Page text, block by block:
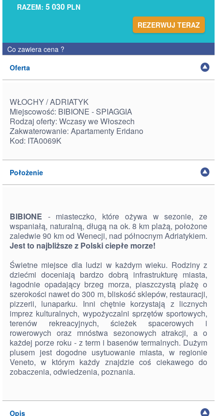
RAZEM: 5 030 PLN
REZERWUJ TERAZ
Co zawiera cena ?
Oferta
WŁOCHY / ADRIATYK
Miejscowość: BIBIONE - SPIAGGIA
Rodzaj oferty: Wczasy we Włoszech
Zakwaterowanie: Apartamenty Eridano
Kod: ITA0069K
Położenie
BIBIONE - miasteczko, które ożywa w sezonie, ze
wspaniałą, naturalną, długą na ok. 8 km plażą, położone
zaledwie 90 km od Wenecji, nad północnym Adriatykiem.
Jest to najbliższe z Polski ciepłe morze!
Świetne miejsce dla ludzi w każdym wieku. Rodziny z
dziećmi doceniają bardzo dobrą infrastrukturę miasta,
łagodnie opadający brzeg morza, piaszczystą plażę o
szerokości nawet do 300 m, bliskość sklepów, restauracji,
pizzerii, lunaparku. Inni chętnie korzystają z licznych
imprez kulturalnych, wypożyczalni sprzętów sportowych,
terenów rekreacyjnych, ścieżek spacerowych i
rowerowych oraz mnóstwa sezonowych atrakcji, a o
każdej porze roku - z term i basenów termalnych. Dużym
plusem jest dogodne usytuowanie miasta, w regionie
Veneto, w którym każdy znajdzie coś ciekawego do
zobaczenia, odwiedzenia, poznania.
Opis